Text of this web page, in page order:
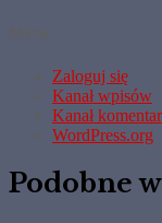
Zaloguj się
Kanał wpisów
Kanał
WordPress.org
Podobne